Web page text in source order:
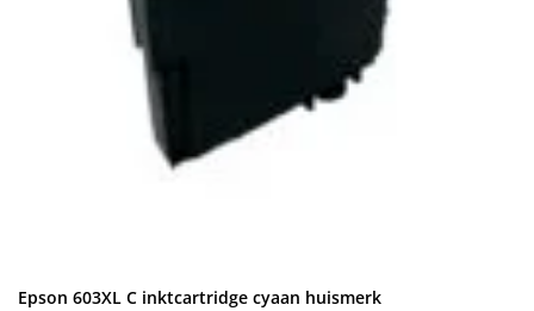
Epson 603XL C inktcartridge cyaan huismerk